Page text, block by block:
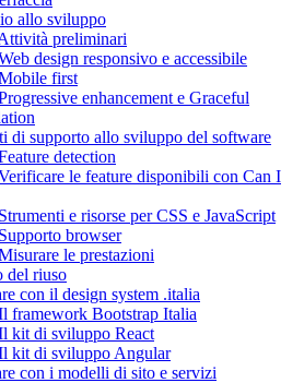
allo sviluppo
preliminari
design responsivo e accessibile
first
enhancement e Graceful
di supporto allo sviluppo del software
detection
le feature disponibili con Can I
e risorse per CSS e JavaScript
browser
le prestazioni
del riuso
con il design system .italia
framework Bootstrap Italia
kit di sviluppo React
kit di sviluppo Angular
con i modelli di sito e servizi